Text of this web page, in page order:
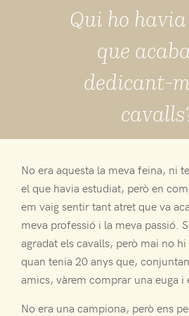
Qui ho
que
dedicant-
No era aquesta la meva feina, ni
el que havia estudiat, però en
em vaig sentir tant atret que va
meva professió i la meva passió.
agradat els cavalls, però mai no
quan tenia 20 anys que,
amics, vàrem comprar una euga i
No era una campiona, però ens